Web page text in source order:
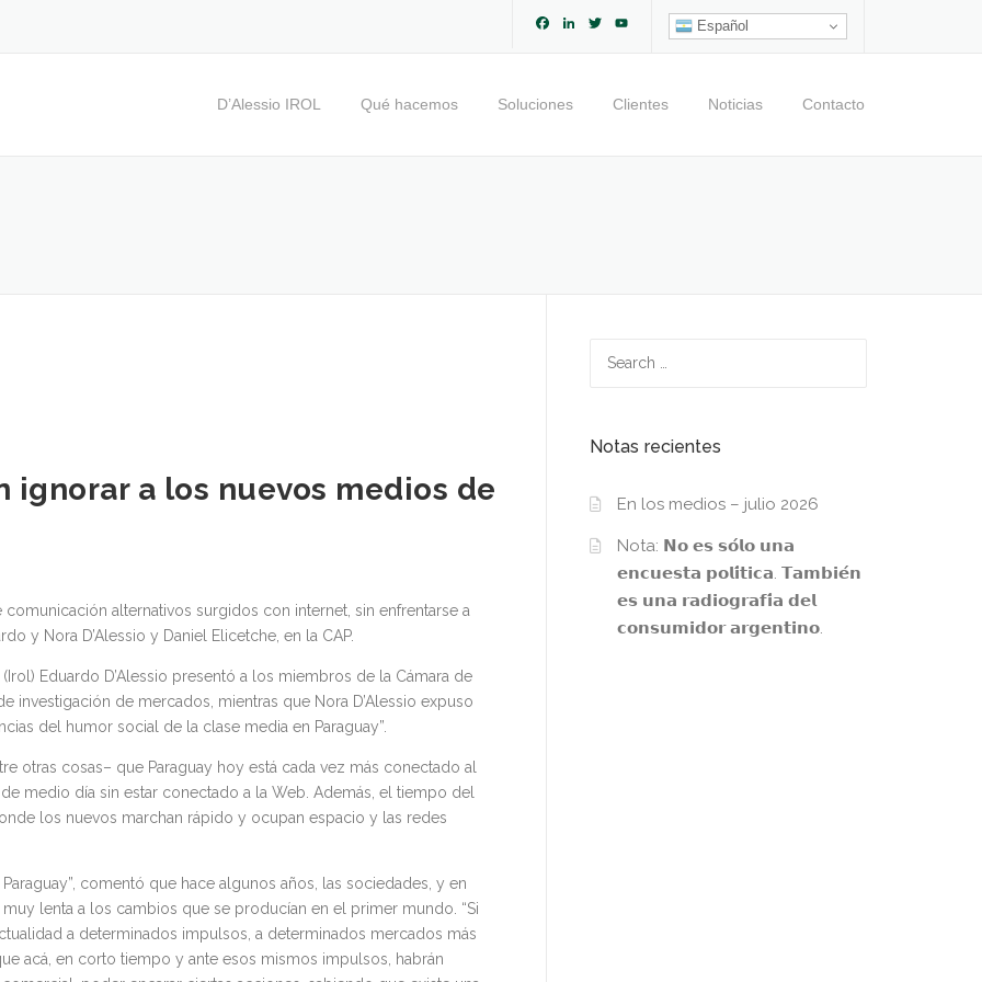
Español
Facebook
LinkedIn
TwitterYouTube
Channel
D’Alessio IROL Qué hacemos Soluciones Clientes Noticias Contacto
ignorar a los nuevos medios de
alternativos surgidos con internet, sin enfrentarse a
y Nora D’Alessio y Daniel Elicetche, en la CAP.
Eduardo D’Alessio presentó a los miembros de la Cámara de
investigación de mercados, mientras que Nora D’Alessio expuso
del humor social de la clase media en Paraguay”.
otras cosas– que Paraguay hoy está cada vez más conectado al
medio día sin estar conectado a la Web. Además, el tiempo del
los nuevos marchan rápido y ocupan espacio y las redes
comentó que hace algunos años, las sociedades, y en
lenta a los cambios que se producían en el primer mundo. “Si
a determinados impulsos, a determinados mercados más
acá, en corto tiempo y ante esos mismos impulsos, habrán
Notas recientes
En los medios – julio 2026
Nota: 𝗡𝗼 𝗲𝘀 𝘀𝗼́𝗹𝗼 𝘂𝗻𝗮
𝗲𝗻𝗰𝘂𝗲𝘀𝘁𝗮 𝗽𝗼𝗹𝗶́𝘁𝗶𝗰𝗮. 𝗧𝗮𝗺𝗯𝗶𝗲́𝗻
𝗲𝘀 𝘂𝗻𝗮 𝗿𝗮𝗱𝗶𝗼𝗴𝗿𝗮𝗳𝗶́𝗮 𝗱𝗲𝗹
𝗰𝗼𝗻𝘀𝘂𝗺𝗶𝗱𝗼𝗿 𝗮𝗿𝗴𝗲𝗻𝘁𝗶𝗻𝗼.